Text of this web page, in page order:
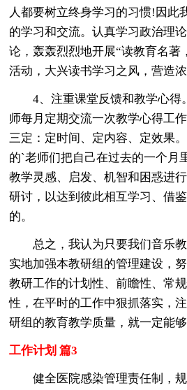
人都要树立终身学习的习惯!因此
的学习和交流。认真学习政治理
论，轰轰烈烈地开展“读教育名著
活动，大兴读书学习之风，营造浓
4、注重课堂反馈和教学心得
师每月定期交流一次教学心得工
三定：定时间、定内容、定效果
的`老师们把自己在过去的一个月
教学灵感、启发、机智和困惑进
研讨，以达到彼此相互学习、借
的。
总之，我认为只要我们音乐教
实地加强本教研组的管理建设，
教研工作的计划性、前瞻性、常
性，在平时的工作中狠抓落实，
研组的教育教学质量，就一定能够
工作计划 篇3
健全医院感染管理责任制，规